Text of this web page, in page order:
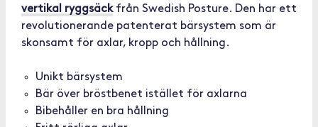
vertikal ryggsäckfrån Swedish Posture. Den har ett
revolutionerande patenterat bärsystem som är
skonsamt för axlar, kropp och hållning.
Unikt bärsystem
Bär över bröstbenet istället för axlarna
Bibehåller en bra hållning